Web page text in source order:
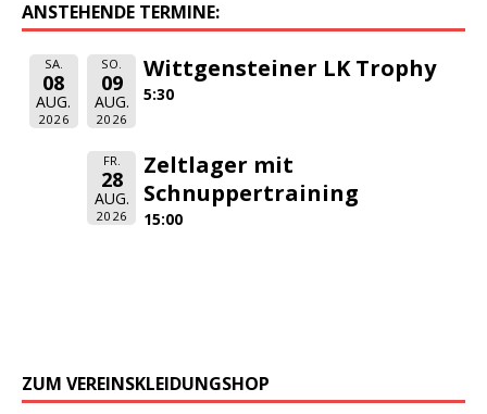
ANSTEHENDE TERMINE:
SA.
08
AUG.
2026
SO.
09
AUG.
2026
Wittgensteiner LK Trophy
5:30
FR.
28
AUG.
2026
Zeltlager mit
Schnuppertraining
15:00
ZUM VEREINSKLEIDUNGSHOP